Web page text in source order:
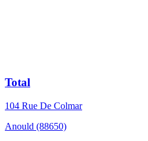
Total
104 Rue De Colmar
Anould (88650)